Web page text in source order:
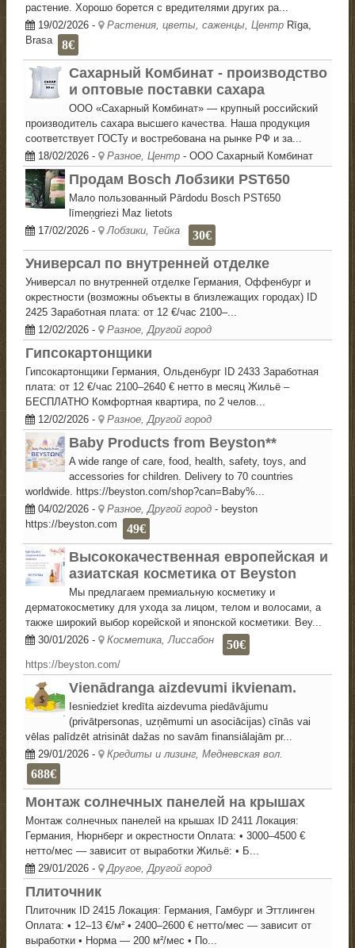
растение. Хорошо борется с вредителями других ра...
19/02/2026- Растения, цветы, саженцы, Центр Rīga,
Brasa
8€
Сахарный Комбинат - производство
и оптовые поставки сахара
ООО «Сахарный Комбинат» — крупный российский
производитель сахара высшего качества. Наша продукция
соответствует ГОСТу и востребована на рынке РФ и за...
18/02/2026- Разное, Центр- ООО Сахарный Комбинат
Продам Bosch Лобзики PST650
Мало пользованный Pārdodu Bosch PST650
līmeņgriezi Maz lietots
17/02/2026- Лобзики, Тейка 30€
Универсал по внутренней отделке
Универсал по внутренней отделке Германия, Оффенбург и
окрестности (возможны объекты в близлежащих городах) ID
2425 Заработная плата: от 12 €/час 2100–...
12/02/2026- Разное, Другой город
Гипсокартонщики
Гипсокартонщики Германия, Ольденбург ID 2433 Заработная
плата: от 12 €/час 2100–2640 € нетто в месяц Жильё –
БЕСПЛАТНО Комфортная квартира, по 2 челов...
12/02/2026- Разное, Другой город
Baby Products from Beyston**
A wide range of care, food, health, safety, toys, and
accessories for children. Delivery to 70 countries
worldwide. https://beyston.com/shop?can=Baby%...
04/02/2026- Разное, Другой город- beyston
https://beyston.com
49€
Высококачественная европейская и
азиатская косметика от Beyston
Мы предлагаем премиальную косметику и
дерматокосметику для ухода за лицом, телом и волосами, а
также широкий выбор корейской и японской косметики. Bey...
30/01/2026- Косметика, Лиссабон 50€
https://beyston.com/
Vienādranga aizdevumi ikvienam.
Iesniedziet kredīta aizdevuma piedāvājumu
(privātpersonas, uzņēmumi un asociācijas) cīnās vai
vēlas palīdzēt atrisināt dažas no savām finansiālajām pr...
29/01/2026- Кредиты и лизинг, Медневская вол.
688€
Монтаж солнечных панелей на крышах
Монтаж солнечных панелей на крышах ID 2411 Локация:
Германия, Нюрнберг и окрестности Оплата: • 3000–4500 €
нетто/мес — зависит от выработки Жильё: • Б...
29/01/2026- Другое, Другой город
Плиточник
Плиточник ID 2415 Локация: Германия, Гамбург и Эттлинген
Оплата: • 12–13 €/м² • 2400–2600 € нетто/мес — зависит от
выработки • Норма — 200 м²/мес • По...